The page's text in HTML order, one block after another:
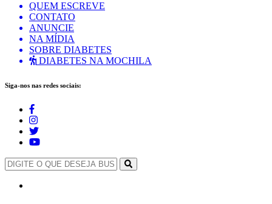
QUEM ESCREVE
CONTATO
ANUNCIE
NA MÍDIA
SOBRE DIABETES
DIABETES NA MOCHILA
Siga-nos nas redes sociais: